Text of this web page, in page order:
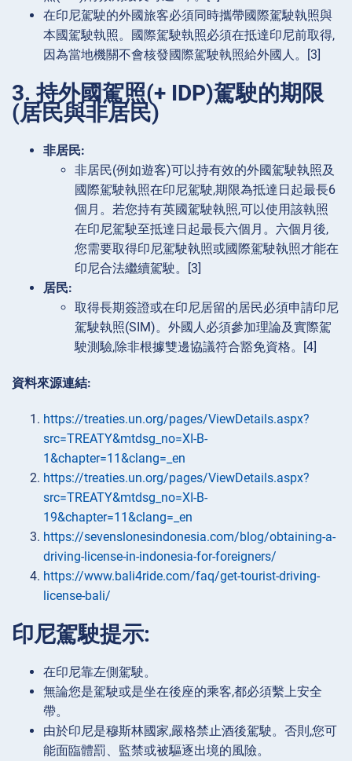
在印尼駕駛的外國旅客必須同時攜帶國際駕駛執照與
本國駕駛執照。國際駕駛執照必須在抵達印尼前取得,
因為當地機關不會核發國際駕駛執照給外國人。[3]
3. 持外國駕照(+ IDP)駕駛的期限
(居民與非居民)
非居民:
非居民(例如遊客)可以持有效的外國駕駛執照及
國際駕駛執照在印尼駕駛,期限為抵達日起最長6
個月。若您持有英國駕駛執照,可以使用該執照
在印尼駕駛至抵達日起最長六個月。六個月後,
您需要取得印尼駕駛執照或國際駕駛執照才能在
印尼合法繼續駕駛。[3]
居民:
取得長期簽證或在印尼居留的居民必須申請印尼
駕駛執照(SIM)。外國人必須參加理論及實際駕
駛測驗,除非根據雙邊協議符合豁免資格。[4]
資料來源連結:
https://treaties.un.org/pages/ViewDetails.aspx?
src=TREATY&mtdsg_no=XI-B-
1&chapter=11&clang=_en
https://treaties.un.org/pages/ViewDetails.aspx?
src=TREATY&mtdsg_no=XI-B-
19&chapter=11&clang=_en
https://sevenslonesindonesia.com/blog/obtaining-a-
driving-license-in-indonesia-for-foreigners/
https://www.bali4ride.com/faq/get-tourist-driving-
license-bali/
印尼駕駛提示:
在印尼靠左側駕駛。
無論您是駕駛或是坐在後座的乘客,都必須繫上安全
帶。
由於印尼是穆斯林國家,嚴格禁止酒後駕駛。否則,您可
能面臨體罰、監禁或被驅逐出境的風險。